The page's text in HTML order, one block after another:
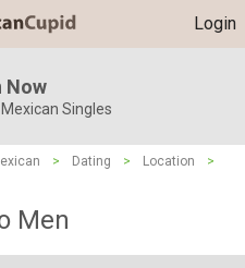
Login
Now
Singles
> Dating > Location
>
Men